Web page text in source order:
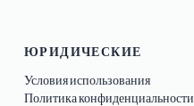
ЮРИДИЧЕСКИЕ
Условия использования
Политика конфиденциальности